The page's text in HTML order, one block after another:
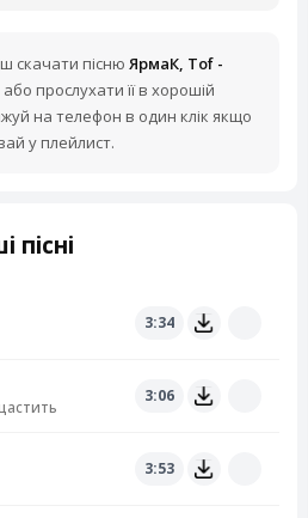
скачати пісню ЯрмаК, Tof -
прослухати її в хорошій
на телефон в один клік якщо
у плейлист.
пісні
3:34
3:06
3:53